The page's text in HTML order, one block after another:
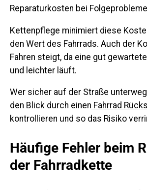
Reparaturkosten bei
Kettenpflege minimiert diese
den Wert des Fahrrads. Auch der
Fahren steigt, da eine gut
und leichter läuft.
Wer sicher auf der Straße
den Blick durch einen Fahrrad
kontrollieren und so das Risiko
Häufige Fehler beim
der Fahrradkette